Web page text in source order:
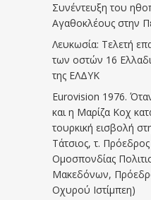
Συνέντευξη του
Αγαθοκλέους στην
Λευκωσία: Τελετή
των οστών 16
της ΕΛΔΥΚ
Eurovision 1976.
και η Μαρίζα Κοχ
τουρκική εισβολή
Τάτσιος, τ.
Ομοσπονδίας
Μακεδόνων,
Οχυρού Ιστίμπεη)